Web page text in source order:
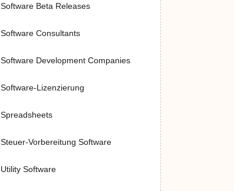
Software Beta Releases
Software Consultants
Software Development Companies
Software-Lizenzierung
Spreadsheets
Steuer-Vorbereitung Software
Utility Software